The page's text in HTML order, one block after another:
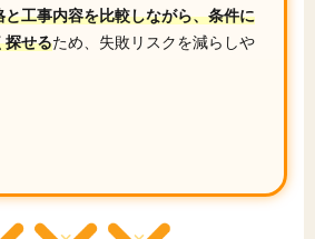
と工事内容を比較しながら、条件に
探せるため、失敗リスクを減らしや